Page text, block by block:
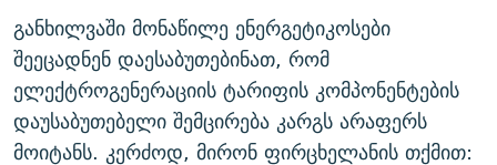
განხილვაში მონაწილე ენერგეტიკოსები
შეეცადნენ დაესაბუთებინათ, რომ
ელექტროგენერაციის ტარიფის კომპონენტების
დაუსაბუთებელი შემცირება კარგს არაფერს
მოიტანს. კერძოდ, მირონ ფირცხელანის თქმით: